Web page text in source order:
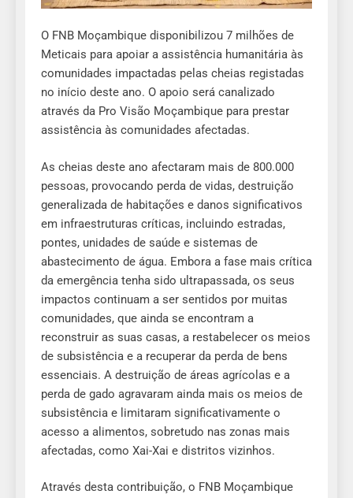
O FNB Moçambique disponibilizou 7 milhões de
Meticais para apoiar a assistência humanitária às
comunidades impactadas pelas cheias registadas
no início deste ano. O apoio será canalizado
através da Pro Visão Moçambique para prestar
assistência às comunidades afectadas.
As cheias deste ano afectaram mais de 800.000
pessoas, provocando perda de vidas, destruição
generalizada de habitações e danos significativos
em infraestruturas críticas, incluindo estradas,
pontes, unidades de saúde e sistemas de
abastecimento de água. Embora a fase mais crítica
da emergência tenha sido ultrapassada, os seus
impactos continuam a ser sentidos por muitas
comunidades, que ainda se encontram a
reconstruir as suas casas, a restabelecer os meios
de subsistência e a recuperar da perda de bens
essenciais. A destruição de áreas agrícolas e a
perda de gado agravaram ainda mais os meios de
subsistência e limitaram significativamente o
acesso a alimentos, sobretudo nas zonas mais
afectadas, como Xai-Xai e distritos vizinhos.
Através desta contribuição, o FNB Moçambique